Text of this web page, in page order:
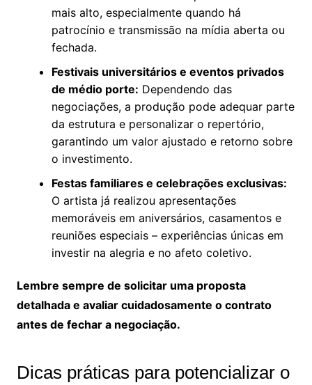
mais alto, especialmente quando há
patrocínio e transmissão na mídia aberta ou
fechada.
Festivais universitários e eventos privados
de médio porte: Dependendo das
negociações, a produção pode adequar parte
da estrutura e personalizar o repertório,
garantindo um valor ajustado e retorno sobre
o investimento.
Festas familiares e celebrações exclusivas:
O artista já realizou apresentações
memoráveis em aniversários, casamentos e
reuniões especiais – experiências únicas em
investir na alegria e no afeto coletivo.
Lembre sempre de solicitar uma proposta
detalhada e avaliar cuidadosamente o contrato
antes de fechar a negociação.
Dicas práticas para potencializar o